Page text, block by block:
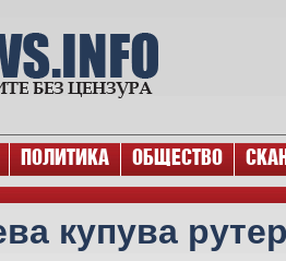
ПОЛИТИКА ОБЩЕСТВО
купува